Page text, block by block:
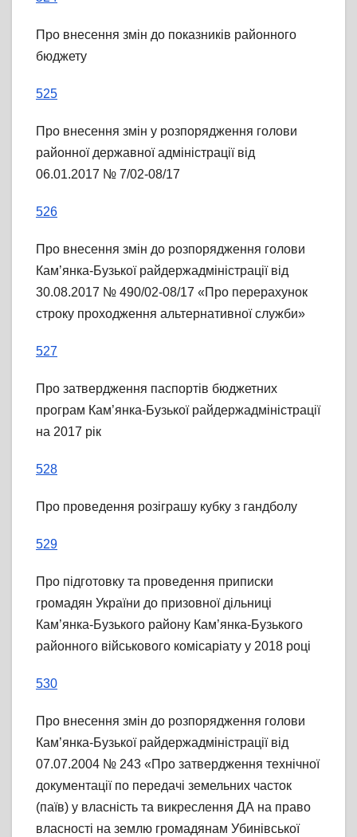
Про внесення змін до показників районного
бюджету
525
Про внесення змін у розпорядження голови
районної державної адміністрації від
06.01.2017 № 7/02-08/17
526
Про внесення змін до розпорядження голови
Кам’янка-Бузької райдержадміністрації від
30.08.2017 № 490/02-08/17 «Про перерахунок
строку проходження альтернативної служби»
527
Про затвердження паспортів бюджетних
програм Кам’янка-Бузької райдержадміністрації
на 2017 рік
528
Про проведення розіграшу кубку з гандболу
529
Про підготовку та проведення приписки
громадян України до призовної дільниці
Кам’янка-Бузького району Кам’янка-Бузького
районного військового комісаріату у 2018 році
530
Про внесення змін до розпорядження голови
Кам’янка-Бузької райдержадміністрації від
07.07.2004 № 243 «Про затвердження технічної
документації по передачі земельних часток
(паїв) у власність та викреслення ДА на право
власності на землю громадянам Убинівської